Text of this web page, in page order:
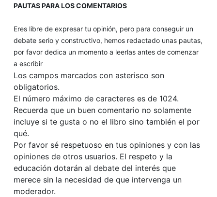
PAUTAS PARA LOS COMENTARIOS
Eres libre de expresar tu opinión, pero para conseguir un
debate serio y constructivo, hemos redactado unas pautas,
por favor dedica un momento a leerlas antes de comenzar
a escribir
Los campos marcados con asterisco son
obligatorios.
El número máximo de caracteres es de 1024.
Recuerda que un buen comentario no solamente
incluye si te gusta o no el libro sino también el por
qué.
Por favor sé respetuoso en tus opiniones y con las
opiniones de otros usuarios. El respeto y la
educación dotarán al debate del interés que
merece sin la necesidad de que intervenga un
moderador.